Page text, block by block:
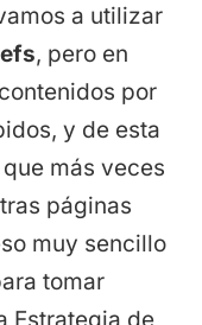
a utilizar
, pero en
por
y de esta
más veces
páginas
muy sencillo
tomar
Estrategia de